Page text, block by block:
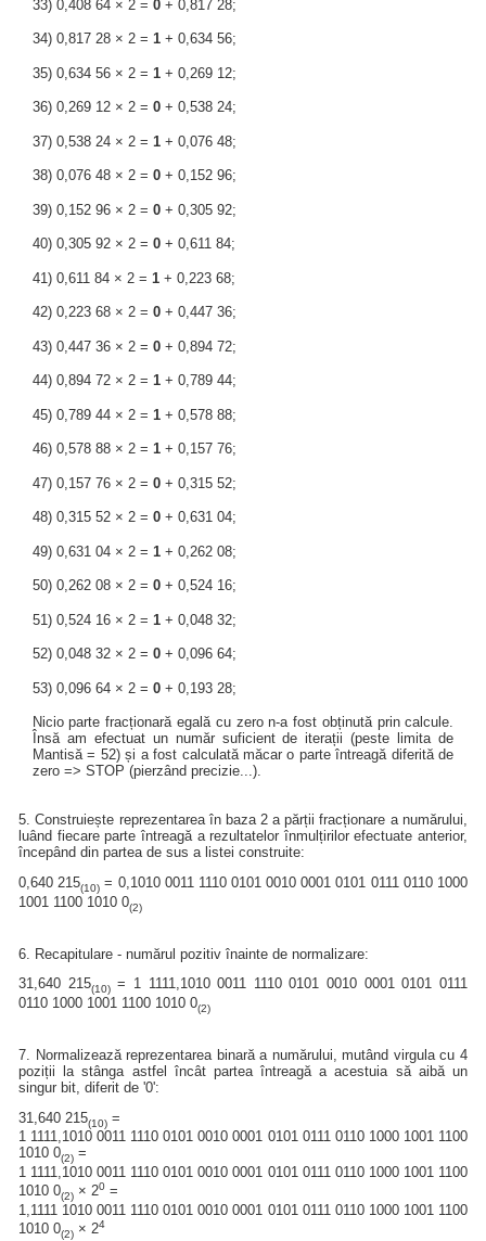
33) 0,408 64 × 2 = 0+ 0,817 28;
34) 0,817 28 × 2 = 1+ 0,634 56;
35) 0,634 56 × 2 = 1+ 0,269 12;
36) 0,269 12 × 2 = 0+ 0,538 24;
37) 0,538 24 × 2 = 1+ 0,076 48;
38) 0,076 48 × 2 = 0+ 0,152 96;
39) 0,152 96 × 2 = 0+ 0,305 92;
40) 0,305 92 × 2 = 0+ 0,611 84;
41) 0,611 84 × 2 = 1+ 0,223 68;
42) 0,223 68 × 2 = 0+ 0,447 36;
43) 0,447 36 × 2 = 0+ 0,894 72;
44) 0,894 72 × 2 = 1+ 0,789 44;
45) 0,789 44 × 2 = 1+ 0,578 88;
46) 0,578 88 × 2 = 1+ 0,157 76;
47) 0,157 76 × 2 = 0+ 0,315 52;
48) 0,315 52 × 2 = 0+ 0,631 04;
49) 0,631 04 × 2 = 1+ 0,262 08;
50) 0,262 08 × 2 = 0+ 0,524 16;
51) 0,524 16 × 2 = 1+ 0,048 32;
52) 0,048 32 × 2 = 0+ 0,096 64;
53) 0,096 64 × 2 = 0+ 0,193 28;
Nicio parte fracționară egală cu zero n-a fost obținută prin calcule.
Însă am efectuat un număr suficient de iterații (peste limita de
Mantisă = 52) și a fost calculată măcar o parte întreagă diferită de
zero => STOP (pierzând precizie...).
5. Construiește reprezentarea în baza 2 a părții fracționare a numărului,
luând fiecare parte întreagă a rezultatelor înmulțirilor efectuate anterior,
începând din partea de sus a listei construite:
0,640 215(10) = 0,1010 0011 1110 0101 0010 0001 0101 0111 0110 1000
1001 1100 1010 0(2)
6. Recapitulare - numărul pozitiv înainte de normalizare:
31,640 215(10)= 1 1111,1010 0011 1110 0101 0010 0001 0101 0111
0110 1000 1001 1100 1010 0(2)
7. Normalizează reprezentarea binară a numărului, mutând virgula cu 4
poziții la stânga astfel încât partea întreagă a acestuia să aibă un
singur bit, diferit de '0':
31,640 215(10) =
1 1111,1010 0011 1110 0101 0010 0001 0101 0111 0110 1000 1001 1100
1010 0(2) =
1 1111,1010 0011 1110 0101 0010 0001 0101 0111 0110 1000 1001 1100
1010 0(2) × 20 =
1,1111 1010 0011 1110 0101 0010 0001 0101 0111 0110 1000 1001 1100
1010 0(2) × 24